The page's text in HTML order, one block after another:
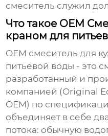
смеситель служил
Что такое OEM
краном для
OEM смеситель для
питьевой воды - это
разработанный и
компанией (Original
OEM) по
объединяет в себе
потока: обычную